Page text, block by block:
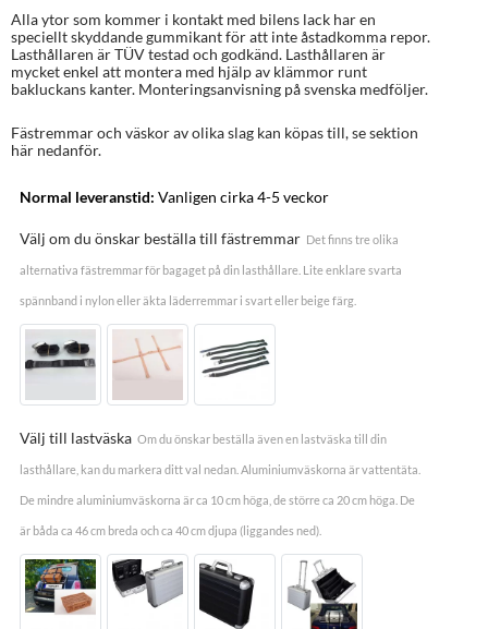
Alla ytor som kommer i kontakt med bilens lack har en
speciellt skyddande gummikant för att inte åstadkomma repor.
Lasthållaren är TÜV testad och godkänd. Lasthållaren är
mycket enkel att montera med hjälp av klämmor runt
bakluckans kanter. Monteringsanvisning på svenska medföljer.
Fästremmar och väskor av olika slag kan köpas till, se sektion
här nedanför.
Normal leveranstid: Vanligen cirka 4-5 veckor
Välj om du önskar beställa till fästremmar Det finns tre olika
alternativa fästremmar för bagaget på din lasthållare. Lite enklare svarta
spännband i nylon eller äkta läderremmar i svart eller beige färg.
Välj till lastväska Om du önskar beställa även en lastväska till din
lasthållare, kan du markera ditt val nedan. Aluminiumväskorna är vattentäta.
De mindre aluminiumväskorna är ca 10 cm höga, de större ca 20 cm höga. De
är båda ca 46 cm breda och ca 40 cm djupa (liggandes ned).